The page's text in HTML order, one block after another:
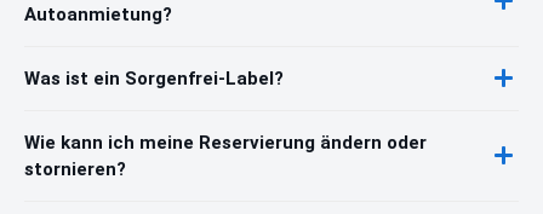
Autoanmietung?
Was ist ein Sorgenfrei-Label?
Wie kann ich meine Reservierung ändern oder
stornieren?